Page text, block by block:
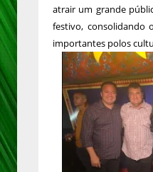
atrair um grande
festivo, consolidando
importantes polos